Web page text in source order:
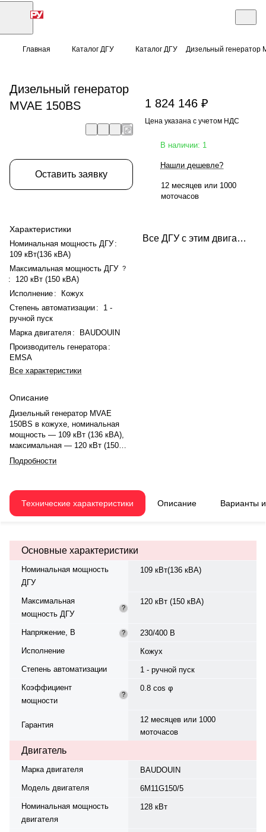
Главная Каталог ДГУ Каталог ДГУ Дизельный генератор
Дизельный генератор
MVAE 150BS
Оставить заявку
Характеристики
Номинальная мощность ДГУ :
109 кВт(136 кВА)
Максимальная мощность ДГУ ?
:
120 кВт (150 кВА)
Исполнение :
Кожух
Степень автоматизации :
1 -
ручной пуск
Марка двигателя :
BAUDOUIN
Производитель генератора :
EMSA
Все характеристики
Описание
Дизельный генератор MVAE
150BS в кожухе, номинальная
мощность — 109 кВт (136 кВА),
максимальная — 120 кВт (150
кВА). Двигатель BAUDOUIN
6M11G150/5, 6-цилиндровый,
оборотов. Номинальная
мощность двигателя — 128 кВт.
жидкостная, объём — 21 л,
смазки — 19 л. Частота
Генератор синхронный,
трёхфазный, 230/400 В, 50 Гц.
EMSA, модель EGK225-120N,
класс изоляции H. Расход
нагрузке, 23 л/ч при 75%.
Ёмкость топливного бака — 275
Sea DSE6120MKIII, степень
18:1. Уровень шума — 70 дБ.
Комплектуется электрическим
кг, габариты: 3220×1100×1845 мм.
моточасов.
Подробности
1 824 146 ₽
Цена указана с учетом НДС
В наличии: 1
Нашли дешевле?
12 месяцев или 1000
моточасов
Все ДГУ с этим двигателем
Технические характеристики Описание Варианты
Основные характеристики
Номинальная мощность
ДГУ
109 кВт(136 кВА)
Максимальная
мощность ДГУ
?
120 кВт (150 кВА)
Напряжение, В ?
230/400 В
Исполнение
Кожух
Степень автоматизации
1 - ручной пуск
Коэффициент
мощности
?
0.8 cos φ
Гарантия
12 месяцев или 1000
моточасов
Двигатель
Марка двигателя
BAUDOUIN
Модель двигателя
6M11G150/5
Номинальная мощность
двигателя
128 кВт